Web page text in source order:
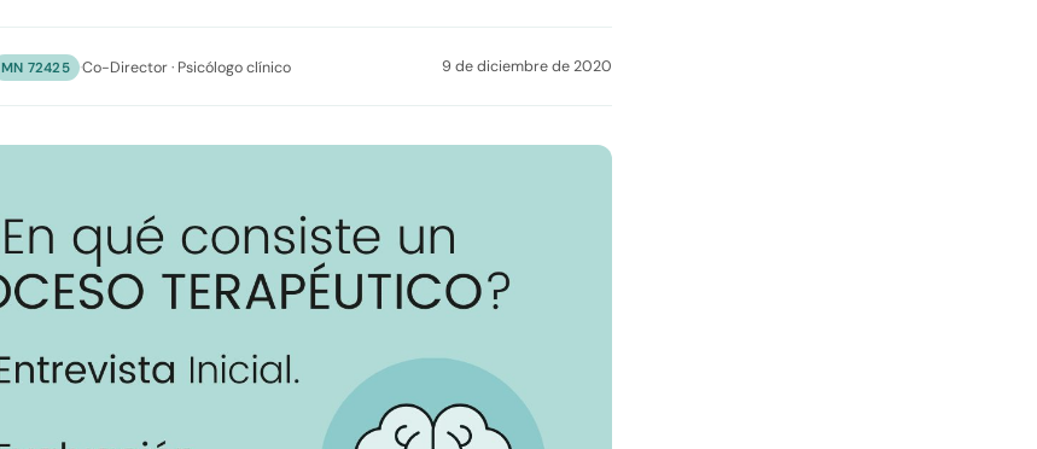
MN 72425 ·Co-Director · Psicólogo clínico 9 de diciembre de 2020